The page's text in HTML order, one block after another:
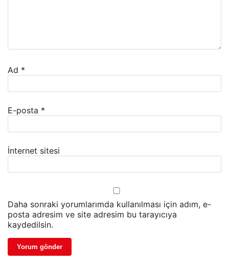
Ad *
E-posta *
İnternet sitesi
Daha sonraki yorumlarımda kullanılması için adım, e-
posta adresim ve site adresim bu tarayıcıya
kaydedilsin.